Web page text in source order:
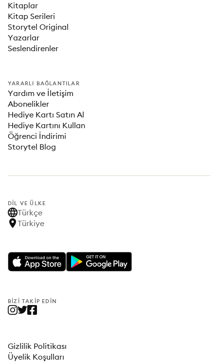
Kitaplar
Kitap Serileri
Storytel Original
Yazarlar
Seslendirenler
YARARLI BAĞLANTILAR
Yardım ve İletişim
Abonelikler
Hediye Kartı Satın Al
Hediye Kartını Kullan
Öğrenci İndirimi
Storytel Blog
DIL VE ÜLKE
Türkçe
Türkiye
BIZI TAKIP EDIN
Gizlilik Politikası
Üyelik Koşulları